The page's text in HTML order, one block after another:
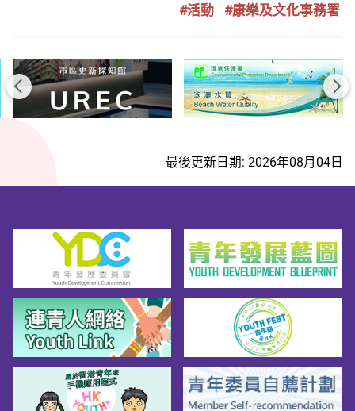
#活動 #康樂及文化事務署
前一頁
最後更新日期: 2026年08月04日